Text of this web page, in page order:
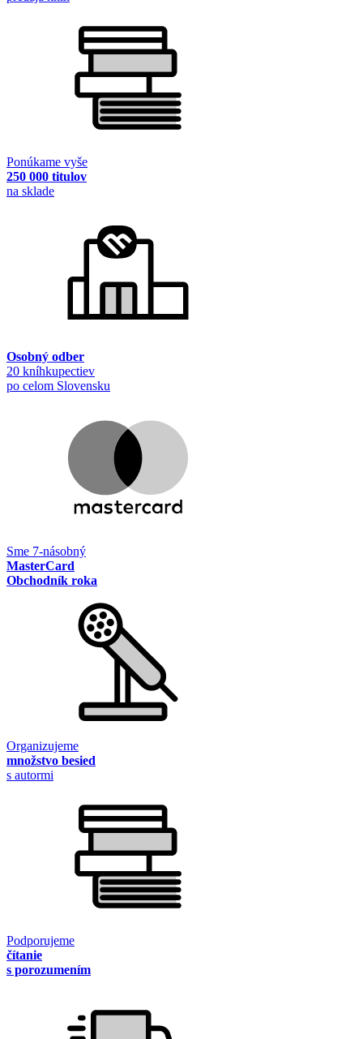
Ponúkame vyše
250 000 titulov
na sklade
Osobný odber
20 kníhkupectiev
po celom Slovensku
Sme 7-násobný
MasterCard
Obchodník roka
Organizujeme
množstvo besied
s autormi
Podporujeme
čítanie
s porozumením